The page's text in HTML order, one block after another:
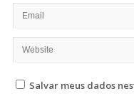
Salvar meus dados